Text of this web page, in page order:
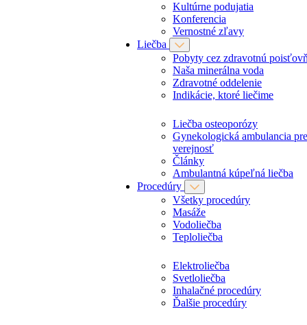
Kultúrne podujatia
Konferencia
Vernostné zľavy
Liečba
Pobyty cez zdravotnú
Naša minerálna voda
Zdravotné oddelenie
Indikácie, ktoré liečime
Liečba osteoporózy
Gynekologická ambulancia pre
verejnosť
Články
Ambulantná kúpeľná liečba
Procedúry
Všetky procedúry
Masáže
Vodoliečba
Teploliečba
Elektroliečba
Svetloliečba
Inhalačné procedúry
Ďalšie procedúry